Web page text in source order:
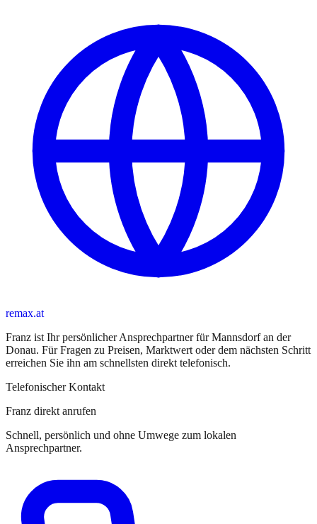
remax.at
Franz ist Ihr persönlicher Ansprechpartnerfür Mannsdorf an der
Donau. Für Fragen zu Preisen, Marktwert oder dem nächsten Schritt
erreichen Sie ihn am schnellsten direkt telefonisch.
Telefonischer Kontakt
Franz direkt anrufen
Schnell, persönlich und ohne Umwege zum lokalen
Ansprechpartner.